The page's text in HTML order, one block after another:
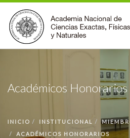
ACCIONES
BIBLIOTECA
Académicos Honorarios
INICIO INSTITUCIONAL
ACADÉMICOS HONORARIOS